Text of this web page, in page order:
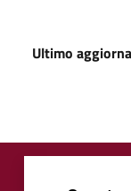
Ultimo